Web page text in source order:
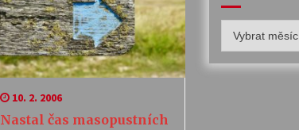
10. 2. 2006
Nastal čas masopustních
archiv